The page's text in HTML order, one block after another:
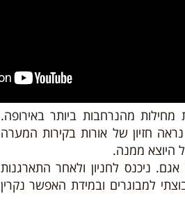
מהנרחבות ביותר באירופה.
חזיון של אורות בקירות המערה
היוצא ממנה.
ניכנס לחניון ולאחר התארגנות
למבוגרים ובמידת האפשר נקרין